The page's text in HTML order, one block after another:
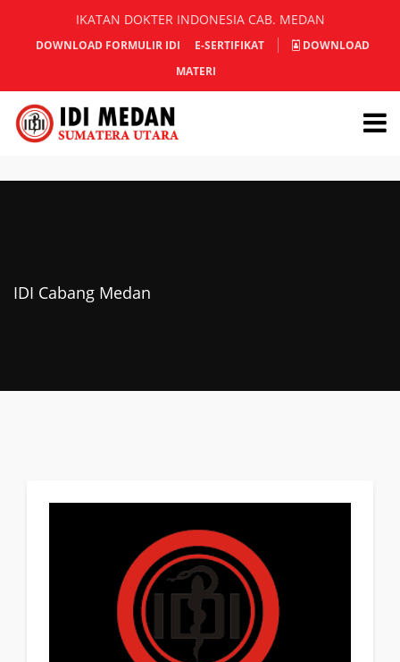
IKATAN DOKTER INDONESIA CAB. MEDAN
DOWNLOAD FORMULIR IDI E-SERTIFIKAT
DOWNLOAD
MATERI
IDI Cabang Medan